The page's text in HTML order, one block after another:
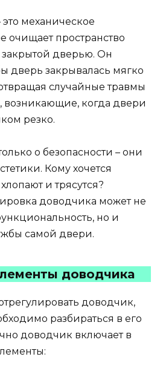
механическое
очищает пространство
дверью. Он
дверь закрывалась мягко
случайные травмы
когда двери
резко.
о безопасности – они
Кому хочется
и трясутся?
доводчика может не
но и
самой двери.
доводчика
доводчик,
разбираться в его
доводчик включает в